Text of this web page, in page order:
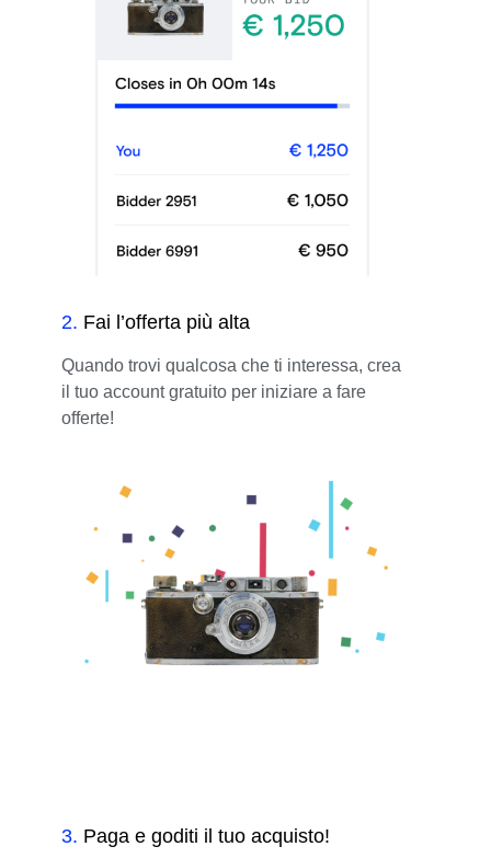
2. Fai l’offerta più alta
Quando trovi qualcosa che ti interessa, crea
il tuo account gratuito per iniziare a fare
offerte!
3. Paga e goditi il tuo acquisto!